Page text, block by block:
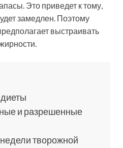
Это приведет к тому,
замедлен. Поэтому
выстраивать
и разрешенные
творожной